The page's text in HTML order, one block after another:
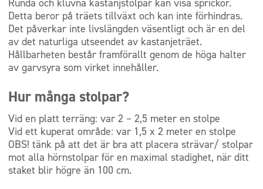
Runda och kluvna kastanjstolpar kan visa sprickor.
Detta beror på träets tillväxt och kan inte förhindras.
Det påverkar inte livslängden väsentligt och är en del
av det naturliga utseendet av kastanjeträet.
Hållbarheten består framförallt genom de höga halter
av garvsyra som virket innehåller.
Hur många stolpar?
Vid en platt terräng: var 2 – 2,5 meter en stolpe
Vid ett kuperat område: var 1,5 x 2 meter en stolpe
OBS! tänk på att det är bra att placera strävar/ stolpar
mot alla hörnstolpar för en maximal stadighet, när ditt
staket blir högre än 100 cm.